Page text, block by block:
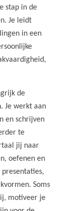
stap in de
Je leidt
in een
de
Je werkt aan
en schrijven
te
jij naar
oefenen en
Soms
motiveer je